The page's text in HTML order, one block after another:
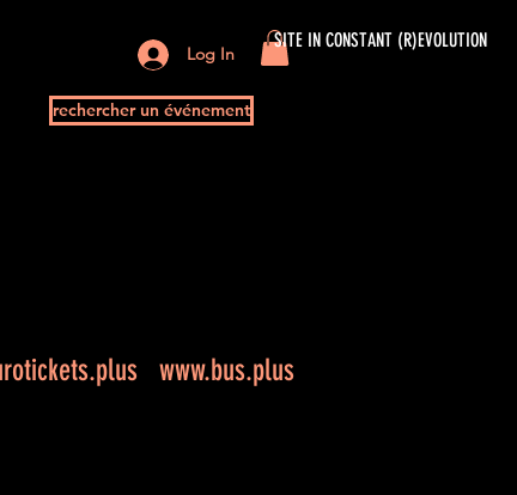
SITE IN CONSTANT (R)EVOLUTION
Log In
rechercher un événement
www.bus.plus